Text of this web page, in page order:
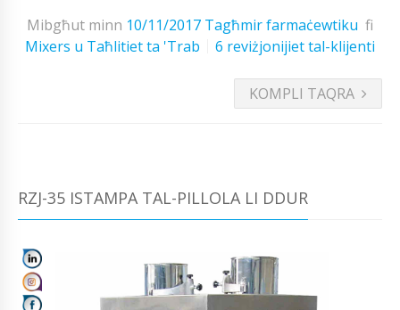
Mibgħut minn 10/11/2017 Tagħmir farmaċewtiku fi
Mixers u Taħlitiet ta 'Trab
6 reviżjonijiet tal-klijenti
KOMPLI TAQRA
RZJ-35 ISTAMPA TAL-PILLOLA LI DDUR